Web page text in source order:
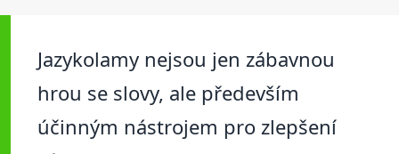
Jazykolamy nejsou jen zábavnou
hrou se slovy, ale především
účinným nástrojem pro zlepšení